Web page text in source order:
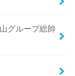
グループ総帥